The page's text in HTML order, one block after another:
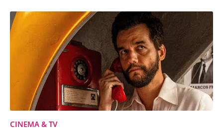
CINEMA & TV